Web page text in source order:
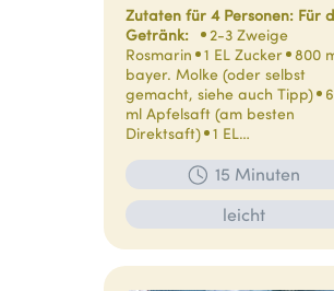
Zutaten für 4 Personen: Für
Getränk:
2-3 Zweige
Rosmarin
1 EL Zucker
800
bayer. Molke (oder selbst
gemacht, siehe auch Tipp)
ml Apfelsaft (am besten
Direktsaft) 1 EL…
15 Minuten
leicht